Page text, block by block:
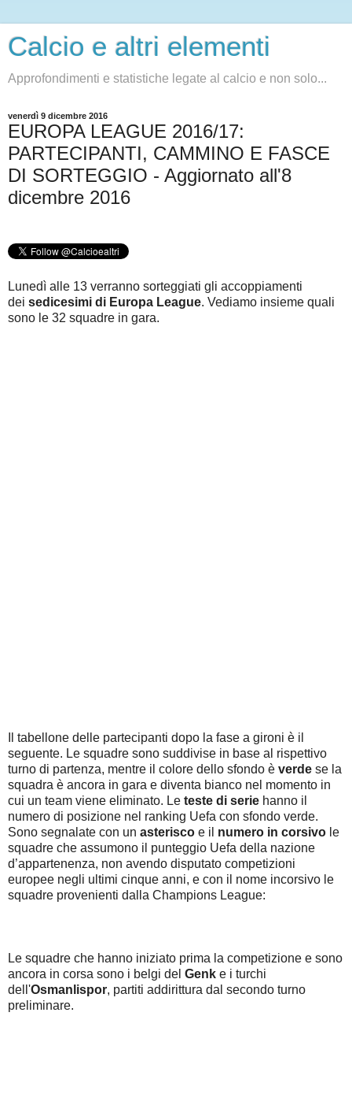
Calcio e altri elementi
Approfondimenti e statistiche legate al calcio e non solo...
venerdì 9 dicembre 2016
EUROPA LEAGUE 2016/17:
PARTECIPANTI, CAMMINO E FASCE
DI SORTEGGIO - Aggiornato all'8
dicembre 2016
Lunedì alle 13 verranno sorteggiati gli accoppiamenti
dei sedicesimi di Europa League. Vediamo insieme quali
sono le 32 squadre in gara.
Il tabellone delle partecipanti dopo la fase a gironi è il
seguente. Le squadre sono suddivise in base al rispettivo
turno di partenza, mentre il colore dello sfondo è verde se la
squadra è ancora in gara e diventa bianco nel momento in
cui un team viene eliminato. Le teste di serie hanno il
numero di posizione nel ranking Uefa con sfondo verde.
Sono segnalate con un asterisco e il numero in corsivo le
squadre che assumono il punteggio Uefa della nazione
d’appartenenza, non avendo disputato competizioni
europee negli ultimi cinque anni, e con il nome incorsivo le
squadre provenienti dalla Champions League:
Le squadre che hanno iniziato prima la competizione e sono
ancora in corsa sono i belgi del Genk e i turchi
dell'Osmanlispor, partiti addirittura dal secondo turno
preliminare.